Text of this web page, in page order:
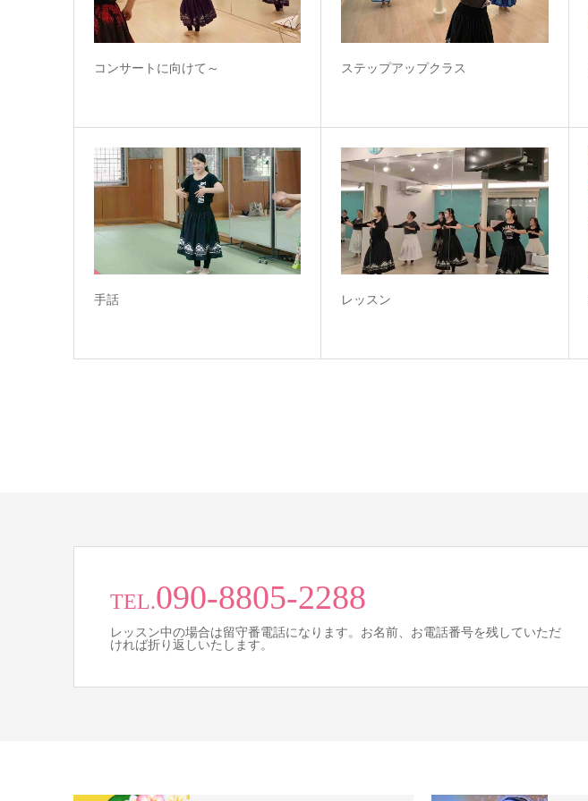
コンサートに向けて～ ステップアップクラス
手話 レッスン
TEL.090-8805-2288
レッスン中の場合は留守番電話になります。お名前、お電話番号を残していただ
ければ折り返しいたします。